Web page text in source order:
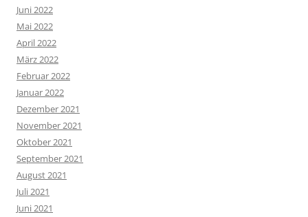
Juni 2022
Mai 2022
April 2022
März 2022
Februar 2022
Januar 2022
Dezember 2021
November 2021
Oktober 2021
September 2021
August 2021
Juli 2021
Juni 2021